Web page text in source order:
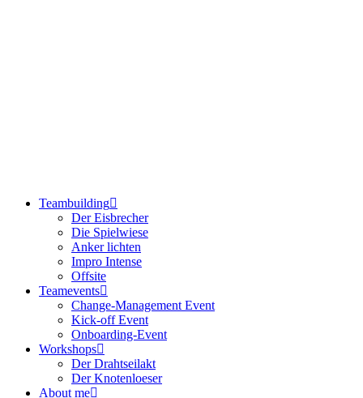
Teambuilding
Der Eisbrecher
Die Spielwiese
Anker lichten
Impro Intense
Offsite
Teamevents
Change-Management Event
Kick-off Event
Onboarding-Event
Workshops
Der Drahtseilakt
Der Knotenloeser
About me